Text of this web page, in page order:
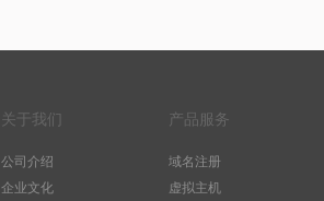
关于我们
公司介绍
企业文化
产品服务
域名注册
虚拟主机